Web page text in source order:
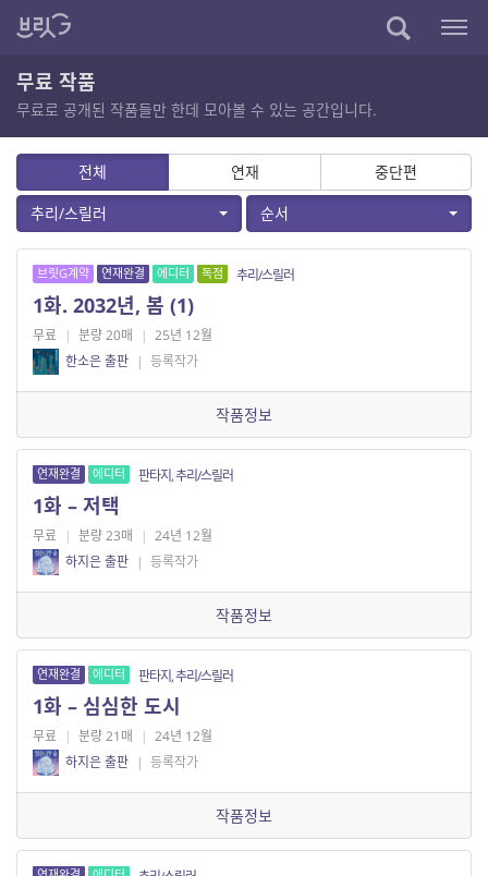
무료 작품
무료로 공개된 작품들만 한데 모아볼 수 있는 공간입니다.
전체 연재
중단편
추리/스릴러
순서
브릿G계약 연재완결 에디터 독점 추리/스릴러
1화. 2032년, 봄 (1)
무료 | 분량 20매 | 25년 12월
한소은 출판 | 등록작가
작품정보
연재완결 에디터 판타지, 추리/스릴러
1화 – 저택
무료 | 분량 23매 | 24년 12월
하지은 출판 | 등록작가
작품정보
연재완결 에디터 판타지, 추리/스릴러
1화 – 심심한 도시
무료 | 분량 21매 | 24년 12월
하지은 출판 | 등록작가
작품정보